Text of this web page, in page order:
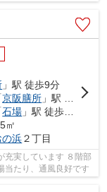
」駅 徒歩9分
京阪膳所 」駅 徒歩9分
石場 」駅 徒歩8分
㎡
の浜２丁目
充実しています ８階部
たり、通風良好です